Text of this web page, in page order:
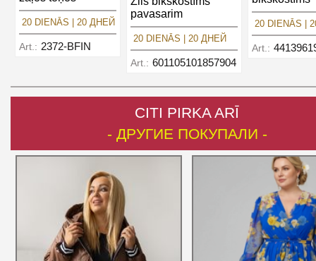
20 DIENĀS | 20 ДНЕЙ
Art.: 2372-BFIN
pavasarim
20 DIENĀS | 20 ДНЕЙ
Art.: 601105101857904
20 DIENĀS |
Art.:
CITI PIRKA ARĪ
- ДРУГИЕ ПОКУПАЛИ -